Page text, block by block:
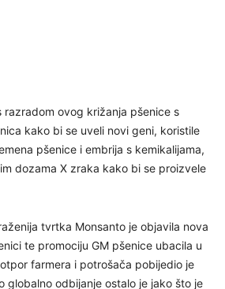
razradom ovog križanja pšenice s
kako bi se uveli novi geni, koristile
pšenice i embrija s kemikalijama,
dozama X zraka kako bi se proizvele
tvrtka Monsanto je objavila nova
te promociju GM pšenice ubacila u
farmera i potrošača pobijedio je
globalno odbijanje ostalo je jako što je